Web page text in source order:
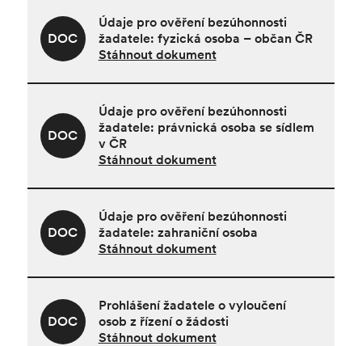
Údaje pro ověření bezúhonnosti
žadatele: fyzická osoba – občan ČR
Stáhnout dokument
DOC
Údaje pro ověření bezúhonnosti
žadatele: právnická osoba se sídlem
v ČR
Stáhnout dokument
DOC
Údaje pro ověření bezúhonnosti
žadatele: zahraniční osoba
Stáhnout dokument
DOC
Prohlášení žadatele o vyloučení
osob z řízení o žádosti
Stáhnout dokument
DOC